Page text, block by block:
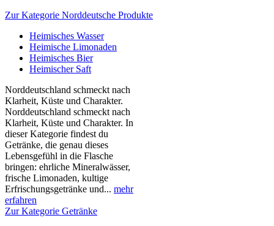
Zur Kategorie Norddeutsche Produkte
Heimisches Wasser
Heimische Limonaden
Heimisches Bier
Heimischer Saft
Norddeutschland schmeckt nach
Klarheit, Küste und Charakter.
Norddeutschland schmeckt nach
Klarheit, Küste und Charakter. In
dieser Kategorie findest du
Getränke, die genau dieses
Lebensgefühl in die Flasche
bringen: ehrliche Mineralwässer,
frische Limonaden, kultige
Erfrischungsgetränke und... mehr
erfahren
Zur Kategorie Getränke